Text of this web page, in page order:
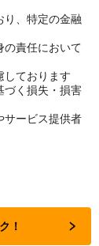
り、特定の金融
の責任において
しております
づく損失・損害
サービス提供者
！